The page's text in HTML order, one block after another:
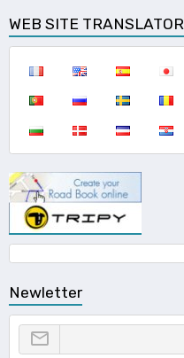
WEB SITE TRANSLATOR
Newletter